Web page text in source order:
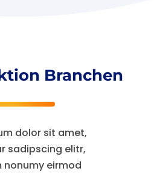
Branchen
dolor sit amet,
sadipscing elitr,
nonumy eirmod